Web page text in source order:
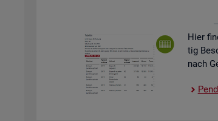
Hier
tig
nach